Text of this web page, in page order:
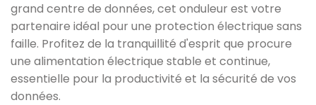
grand centre de données, cet onduleur est votre
partenaire idéal pour une protection électrique sans
faille. Profitez de la tranquillité d'esprit que procure
une alimentation électrique stable et continue,
essentielle pour la productivité et la sécurité de vos
données.